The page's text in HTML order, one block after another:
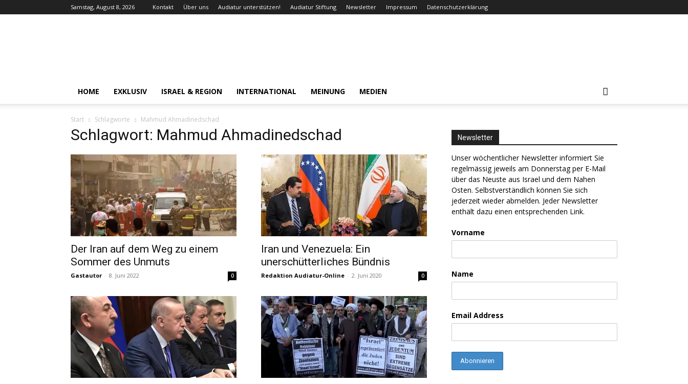
Samstag, August 8, 2026 Kontakt Über uns Audiatur unterstützen! Audiatur Stiftung Newsletter Impressum Datenschutzerklärung
HOME EXKLUSIV ISRAEL & REGION INTERNATIONAL MEINUNG MEDIEN
Start Schlagworte Mahmud Ahmadinedschad
Schlagwort: Mahmud Ahmadinedschad
Der Iran auf dem Weg zu einem
Sommer des Unmuts
Gastautor - 8. Juni 2022 0
Iran und Venezuela: Ein
unerschütterliches Bündnis
Redaktion Audiatur-Online - 2. Juni 2020 0
Newsletter
Unser wöchentlicher Newsletter informiert Sie
regelmässig jeweils am Donnerstag per E-Mail
über das Neuste aus Israel und dem Nahen
Osten. Selbstverständlich können Sie sich
jederzeit wieder abmelden. Jeder Newsletter
enthält dazu einen entsprechenden Link.
Vorname
Name
Email Address